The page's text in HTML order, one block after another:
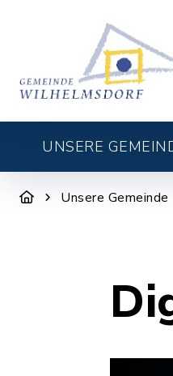
UNSERE
Unsere Gemeinde